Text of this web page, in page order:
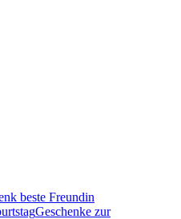
beste Freundin
Geschenke zur